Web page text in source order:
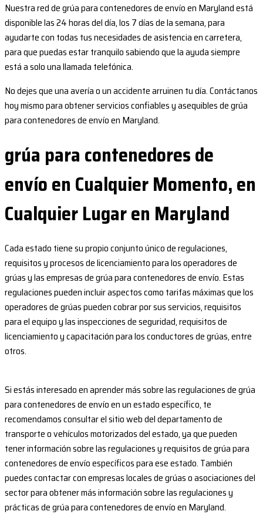
Nuestra red de grúa para contenedores de envío en Maryland está
disponible las 24 horas del día, los 7 días de la semana, para
ayudarte con todas tus necesidades de asistencia en carretera,
para que puedas estar tranquilo sabiendo que la ayuda siempre
está a solo una llamada telefónica.
No dejes que una avería o un accidente arruinen tu día. Contáctanos
hoy mismo para obtener servicios confiables y asequibles de grúa
para contenedores de envío en Maryland.
grúa para contenedores de
envío en Cualquier Momento, en
Cualquier Lugar en Maryland
Cada estado tiene su propio conjunto único de regulaciones,
requisitos y procesos de licenciamiento para los operadores de
grúas y las empresas de grúa para contenedores de envío. Estas
regulaciones pueden incluir aspectos como tarifas máximas que los
operadores de grúas pueden cobrar por sus servicios, requisitos
para el equipo y las inspecciones de seguridad, requisitos de
licenciamiento y capacitación para los conductores de grúas, entre
otros.
Si estás interesado en aprender más sobre las regulaciones de grúa
para contenedores de envío en un estado específico, te
recomendamos consultar el sitio web del departamento de
transporte o vehículos motorizados del estado, ya que pueden
tener información sobre las regulaciones y requisitos de grúa para
contenedores de envío específicos para ese estado. También
puedes contactar con empresas locales de grúas o asociaciones del
sector para obtener más información sobre las regulaciones y
prácticas de grúa para contenedores de envío en Maryland.